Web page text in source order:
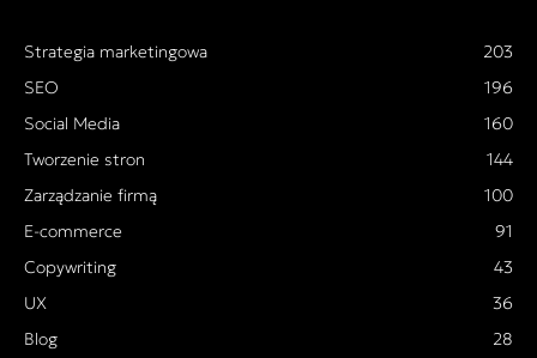
Strategia marketingowa
203
SEO
196
Social Media
160
Tworzenie stron
144
Zarządzanie firmą
100
E-commerce
91
Copywriting
43
UX
36
Blog
28